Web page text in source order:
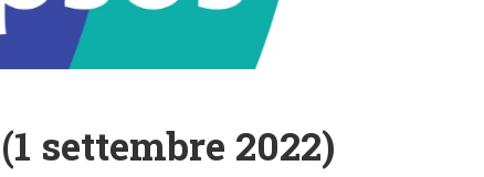
settembre 2022)